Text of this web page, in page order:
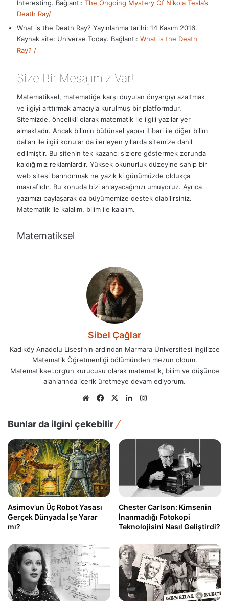
Interesting. Bağlantı: The Ongoing Mystery Of Nikola Tesla’s
Death Ray/
What is the Death Ray? Yayınlanma tarihi: 14 Kasım 2016.
Kaynak site: Universe Today. Bağlantı: What is the Death
Ray? /
Size Bir Mesajımız Var!
Matematiksel, matematiğe karşı duyulan önyargıyı azaltmak
ve ilgiyi arttırmak amacıyla kurulmuş bir platformdur.
Sitemizde, öncelikli olarak matematik ile ilgili yazılar yer
almaktadır. Ancak bilimin bütünsel yapısı itibari ile diğer bilim
dalları ile ilgili konular da ilerleyen yıllarda sitemize dahil
edilmiştir. Bu sitenin tek kazancı sizlere göstermek zorunda
kaldığımız reklamlardır. Yüksek okunurluk düzeyine sahip bir
web sitesi barındırmak ne yazık ki günümüzde oldukça
masraflıdır. Bu konuda bizi anlayacağınızı umuyoruz. Ayrıca
yazımızı paylaşarak da büyümemize destek olabilirsiniz.
Matematik ile kalalım, bilim ile kalalım.
Matematiksel
Sibel Çağlar
Kadıköy Anadolu Lisesi’nin ardından Marmara Üniversitesi İngilizce
Matematik Öğretmenliği bölümünden mezun oldum.
Matematiksel.org’un kurucusu olarak matematik, bilim ve düşünce
alanlarında içerik üretmeye devam ediyorum.
Web
Facebook
X LinkedIn
Bunlar da ilgini çekebilir
Asimov’un Üç Robot Yasası
Gerçek Dünyada İşe Yarar
mı?
Chester Carlson: Kimsenin
İnanmadığı Fotokopi
Teknolojisini Nasıl Geliştirdi?